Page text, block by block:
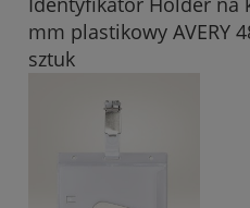
mm plastikowy AVERY
sztuk